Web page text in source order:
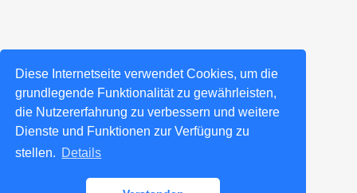
Diese Internetseite verwendet Cookies, um die
grundlegende Funktionalität zu gewährleisten,
die Nutzererfahrung zu verbessern und weitere
Dienste und Funktionen zur Verfügung zu
stellen. Details